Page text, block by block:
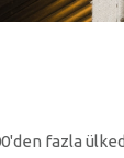
fazla